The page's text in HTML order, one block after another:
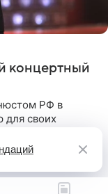
концертный
РФ в
для своих
Новости.